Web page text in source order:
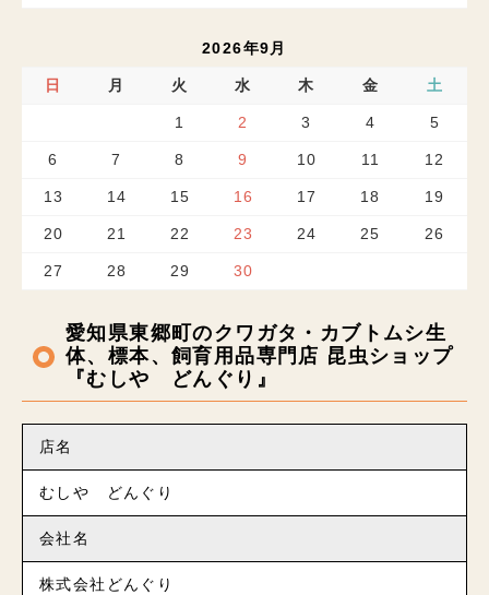
2026年9月
日 月 火 水 木 金 土
1 2 3 4 5
6 7 8 9 10 11 12
13 14 15 16 17 18 19
20 21 22 23 24 25 26
27 28 29 30
愛知県東郷町のクワガタ・カブトムシ生
体、標本、飼育用品専門店 昆虫ショップ
『むしや どんぐり』
店名
むしや どんぐり
会社名
株式会社どんぐり